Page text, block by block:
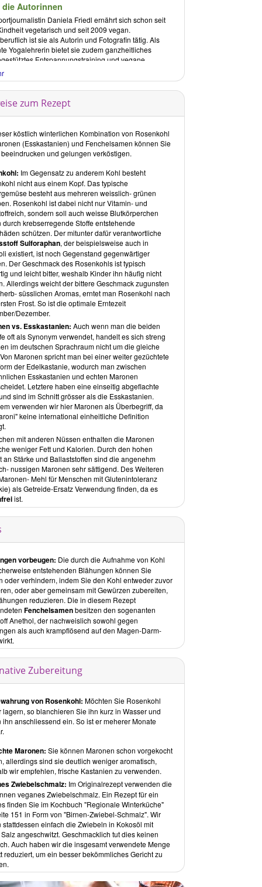
die Autorinnen
Daniela Friedl ernährt sich schon seit
vegetarisch und seit 2009 vegan.
ist sie als Autorin und Fotografin tätig. Als
Yogalehrerin bietet sie zudem ganzheitliches
Entspannungstraining und vegane
an.
Emme, ausgebildete Grafik-Designerin und
stiess im Jahre 2009 aufgrund einer Krankheit
amerikanische Rohkostbewegung und stellte über
ihre Ernährung um. Durch intensive
Krankheit zu besiegen.
des Buches
Frische Salate & deftige Suppen
Herzenswärmende Hauptgerichte
Süßes zum Dahinschmelzen
Verpackt, versteckt, verschenkt
beginnt mit einemInhaltsverzeichnis in dem die
eingeteilt in die entsprechenden Kapitel,
sind.
Winter
es draussen unbehaglich und dunkel wird, beschert
Duft von Maroni, Zimt und Vanille ein vertrautes
der Geborgenheit, Wärme und Schutz.
Gerichte enthalten Kombinationen wärmender
mit heimischen Zutaten. Alle Rezepte sind vegan,
und sojafrei, ergänzt sind sie durch stilvolle Bilder
Informationen zu den verwendeten Zutaten.
& regionale Lebensmittel in der kalten
setzen gezielt auf regionale und saisonale
da einerseits durch geringe Transportwege weniger
verloren gehen, die Qualität besser erhalten
man andererseits so die Umwelt schont.
Abschnitt enthält eine Einführung regionaler und
winterlicher Zutaten von A wie Apfel bis Z wie
mit interessanten und hilfreichen Informationen,
Abbildungen ergänzt.
Salate & deftige Suppen
Haferschaum
wärmenden Gerichte enthalten bis auf
reine Gemüsegerichte zumeist einen Teiganteil,
auf Weizen verzichtet und stattdessen
oder auch Mais- oder Roggenmehl zum Einsatz
Aufgeführte Rezepte sind beispielsweise die
Sauerkraut-Taschen,Wirsingknödelund der
mit Maroni.
zum Dahinschmelzen
Süsse nicht fehlen. So enthält dieses Kapitel eine
Auswahl an himmlischen Desserts, die fast alle
aufweisen, wie derApfel-Hirse-Auflauf,
versteckt, verschenkt
sind sowohl süsse als auch salzige Rezepte.
Gebackenem wie
der fruchtige
Cranberryaufstrich
wie dasLebkuchengewürzgenannt.
des Buches folgt einRezept-Indexnach
Rezepten, Lebensmitteln und zum Einkauf,
über die AutorinnenundTipps zum
.
EmmeundDaniela Friedlzeigen mit diesem Buch,
winterlicher, regionaler Produkte, wie
vegane Küche sein kann. Neben Klassikern, wie
wieZwiebelblumen in Mandelpanade und
zum Rezept
köstlich winterlichen Kombination von Rosenkohl
(Esskastanien) und Fenchelsamen können Sie
und gelungen verköstigen.
Im Gegensatz zu anderem Kohl besteht
nicht aus einem Kopf. Das typische
besteht aus mehreren weisslich- grünen
Rosenkohl ist dabei nicht nur Vitamin- und
sondern soll auch weisse Blutkörperchen
durch krebserregende Stoffe entstehende
schützen. Der mitunter dafür verantwortliche
Sulforaphan, der beispielsweise auch in
existiert, ist noch Gegenstand gegenwärtiger
Der Geschmack des Rosenkohls ist typisch
und leicht bitter, weshalb Kinder ihn häufig nicht
Allerdings weicht der bittere Geschmack zugunsten
süsslichen Aromas, erntet man Rosenkohl nach
Frost. So ist die optimale Erntezeit
Dezember.
vs. Esskastanien: Auch wenn man die beiden
oft als Synonym verwendet, handelt es sich streng
im deutschen Sprachraum nicht um die gleiche
Maronen spricht man bei einer weiter gezüchtete
der Edelkastanie, wodurch man zwischen
Esskastanien und echten Maronen
Letztere haben eine einseitig abgeflachte
sind im Schnitt grösser als die Esskastanien.
verwenden wir hier Maronen als Überbegriff, da
keine international einheitliche Definition
mit anderen Nüssen enthalten die Maronen
weniger Fett und Kalorien. Durch den hohen
an Stärke und Ballaststoffen sind die angenehm
nussigen Maronen sehr sättigend. Des Weiteren
Mehl für Menschen mit Glutenintoleranz
als Getreide-Ersatz Verwendung finden, da es
ist.
vorbeugen: Die durch die Aufnahme von Kohl
entstehenden Blähungen können Sie
oder verhindern, indem Sie den Kohl entweder zuvor
oder aber gemeinsam mit Gewürzen zubereiten,
reduzieren. Die in diesem Rezept
Fenchelsamenbesitzen den sogenanten
Anethol, der nachweislich sowohl gegen
als auch krampflösend auf den Magen-Darm-
Zubereitung
von Rosenkohl: Möchten Sie Rosenkohl
lagern, so blanchieren Sie ihn kurz in Wasser und
ihn anschliessend ein. So ist er meherer Monate
Maronen: Sie können Maronen schon vorgekocht
allerdings sind sie deutlich weniger aromatisch,
wir empfehlen, frische Kastanien zu verwenden.
Zwiebelschmalz: Im Originalrezept verwenden die
veganes Zwiebelschmalz. Ein Rezept für ein
finden Sie im Kochbuch "Regionale Winterküche"
151 in Form von "Birnen-Zwiebel-Schmalz". Wir
stattdessen einfach die Zwiebeln in Kokosöl mit
angeschwitzt. Geschmacklich tut dies keinen
Auch haben wir die insgesamt verwendete Menge
reduziert, um ein besser bekömmliches Gericht zu